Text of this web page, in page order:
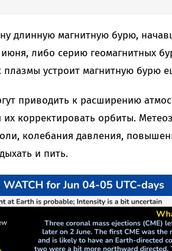
длинную магнитную бурю,
либо серию геомагнитных
плазмы устроит магнитную бурю
приводить к расширению
корректировать орбиты.
колебания давления,
и пить.